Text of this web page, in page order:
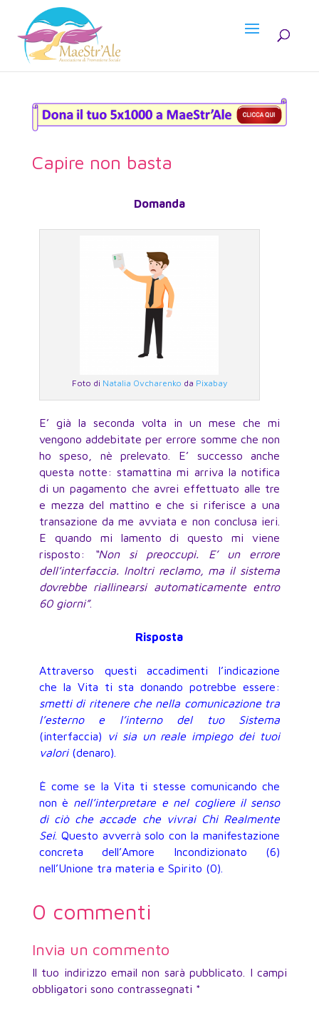
Capire non basta
Domanda
Foto di Natalia Ovcharenko da Pixabay
E’ già la seconda volta in un mese che mi
vengono addebitate per errore somme che non
ho speso, nè prelevato. E’ successo anche
questa notte: stamattina mi arriva la notifica
di un pagamento che avrei effettuato alle tre
e mezza del mattino e che si riferisce a una
transazione da me avviata e non conclusa ieri.
E quando mi lamento di questo mi viene
risposto:
“Non si preoccupi. E’ un errore
dell’interfaccia. Inoltri reclamo, ma il sistema
dovrebbe riallinearsi automaticamente entro
60 giorni”.
Risposta
Attraverso questi accadimenti l’indicazione
che la Vita ti sta donando potrebbe essere:
smetti di ritenere che nella comunicazione tra
l’esterno e l’interno del tuo Sistema
(interfaccia) vi sia un reale impiego dei tuoi
valori(denaro).
È come se la Vita ti stesse comunicando che
non è nell’interpretare e nel cogliere il senso
di ciò che accade che vivrai Chi Realmente
Sei. Questo avverrà solo con la manifestazione
concreta dell’Amore Incondizionato (6)
nell’Unione tra materia e Spirito (0).
0 commenti
Invia un commento
Il tuo indirizzo email non sarà pubblicato.
I campi
obbligatori sono contrassegnati *